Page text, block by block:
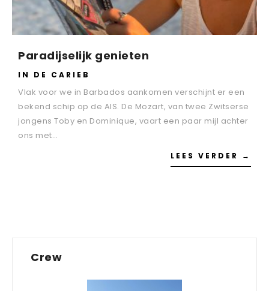
Paradijselijk genieten
IN DE CARIEB
Vlak voor we in Barbados aankomen verschijnt er een
bekend schip op de AIS. De Mozart, van twee Zwitserse
jongens Toby en Dominique, vaart een paar mijl achter
ons met…
LEES VERDER →
Crew